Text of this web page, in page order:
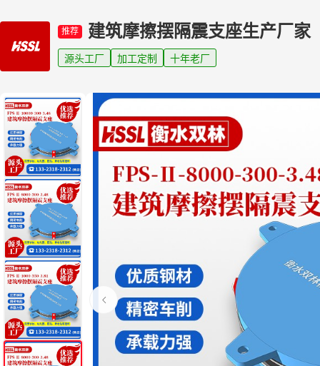
推荐 建筑摩擦摆隔震支座生产厂家
源头工厂 加工定制 十年老厂